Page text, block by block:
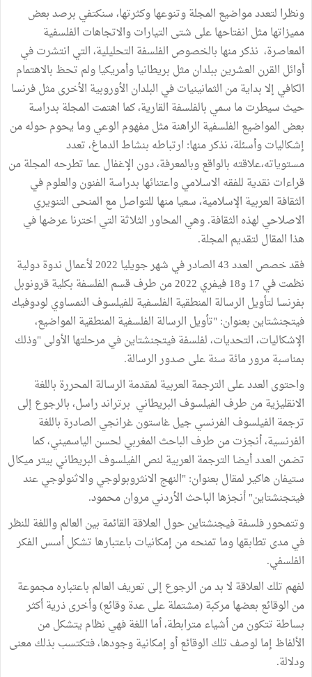
ونظرا لتعدد مواضيع المجلة وتنوعها وكثرتها، سنكتفي برصد بعض
مميزاتها مثل انفتاحها على شتى التيارات والاتجاهات الفلسفية
المعاصرة، نذكر منها بالخصوص الفلسفة التحليلية، التي انتشرت في
أوائل القرن العشرين ببلدان مثل بريطانيا وأمريكيا ولم تحظ بالاهتمام
الكافي إلا بداية من الثمانينيات في البلدان الأوروبية الأخرى مثل فرنسا
حيث سيطرت ما سمي بالفلسفة القارية، كما اهتمت المجلة بدراسة
بعض المواضيع الفلسفية الراهنة مثل مفهوم الوعي وما يحوم حوله من
إشكاليات وأسئلة، نذكر منها: ارتباطه بنشاط الدماغ، تعدد
مستوياته،علاقته بالواقع وبالمعرفة، دون الإغفال عما تطرحه المجلة من
قراءات نقدية للفقه الاسلامي واعتنائها بدراسة الفنون والعلوم في
الثقافة العربية الإسلامية، سعيا منها للتواصل مع المنحى التنويري
الاصلاحي لهذه الثقافة. وهي المحاور الثلاثة التي اخترنا عرضها في
هذا المقال لتقديم المجلة.
فقد خصص العدد 43 الصادر في شهر جويليا 2022 لأعمال ندوة دولية
نظمت في 17 و18 فيفري 2022 من طرف قسم الفلسفة بكلية قرونوبل
بفرنسا لتأويل الرسالة المنطقية الفلسفية للفيلسوف النمساوي لودوفيك
فيتجنشتاين بعنوان: "تأويل الرسالة الفلسفية المنطقية المواضيع،
الإشكاليات، التحديات، لفلسفة فيتجنشتاين في مرحلتها الأولى "وذلك
بمناسبة مرور مائة سنة على صدور الرسالة.
واحتوى العدد على الترجمة العربية لمقدمة الرسالة المحررة باللغة
الانقليزية من طرف الفيلسوف البريطاني برتراند راسل، بالرجوع إلى
ترجمة الفيلسوف الفرنسي جيل غاستون غرانجي الصادرة باللغة
الفرنسية، أنجزت من طرف الباحث المغربي لحسن الياسميني، كما
تضمن العدد أيضا الترجمة العربية لنص الفيلسوف البريطاني بيتر ميكال
ستيفان هاكير لمقال بعنوان: "النهج الانثروبولوجي والاثنولوجي عند
فيتجنشتاين" أنجزها الباحث الأردني مروان محمود.
وتتمحور فلسفة فيجنشتاين حول العلاقة القائمة بين العالم واللغة للنظر
في مدى تطابقها وما تمنحه من إمكانيات باعتبارها تشكل أسس الفكر
الفلسفي.
لفهم تلك العلاقة لا بد من الرجوع إلى تعريف العالم باعتباره مجموعة
من الوقائع بعضها مركبة (مشتملة على عدة وقائع) وأخرى ذرية أكثر
بساطة تتكون من أشياء مترابطة، أما اللغة فهي نظام يتشكل من
الألفاظ إما لوصف تلك الوقائع أو إمكانية وجودها، فتكتسب بذلك معنى
ودلالة.